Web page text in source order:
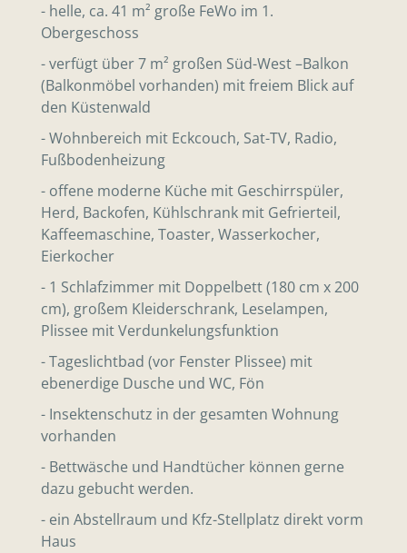
- helle, ca. 41 m² große FeWo im 1.
Obergeschoss
- verfügt über 7 m² großen Süd-West –Balkon
(Balkonmöbel vorhanden) mit freiem Blick auf
den Küstenwald
- Wohnbereich mit Eckcouch, Sat-TV, Radio,
Fußbodenheizung
- offene moderne Küche mit Geschirrspüler,
Herd, Backofen, Kühlschrank mit Gefrierteil,
Kaffeemaschine, Toaster, Wasserkocher,
Eierkocher
- 1 Schlafzimmer mit Doppelbett (180 cm x 200
cm), großem Kleiderschrank, Leselampen,
Plissee mit Verdunkelungsfunktion
- Tageslichtbad (vor Fenster Plissee) mit
ebenerdige Dusche und WC, Fön
- Insektenschutz in der gesamten Wohnung
vorhanden
- Bettwäsche und Handtücher können gerne
dazu gebucht werden.
- ein Abstellraum und Kfz-Stellplatz direkt vorm
Haus